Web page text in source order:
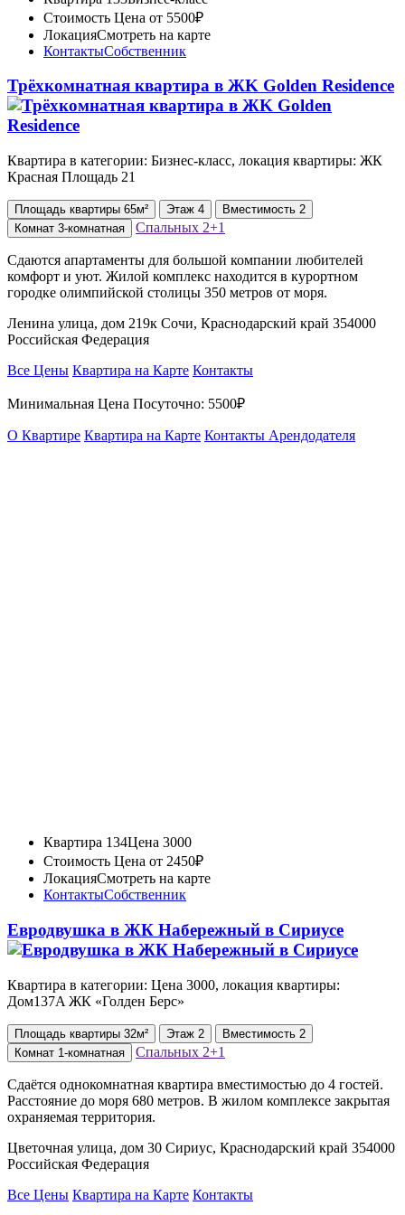
Стоимость Цена от 5500₽
ЛокацияСмотреть на карте
КонтактыСобственник
Трёхкомнатная квартира в ЖK Golden Residence
Квартира в категории: Бизнес-класс, локация квартиры: ЖК
Красная Площадь 21
Площадь квартиры 65м² Этаж 4 Вместимость 2
Комнат 3-комнатная Спальных 2+1
Сдаются апартаменты для большой компании любителей
комфорт и уют. Жилой комплекс находится в курортном
городке олимпийской столицы 350 метров от моря.
Ленина улица, дом 219к Сочи, Краснодарский край 354000
Российская Федерация
Все Цены Квартира на Карте Контакты
Минимальная Цена Посуточно: 5500₽
О Квартире Квартира на Карте Контакты Арендодателя
Квартира 134Цена 3000
Стоимость Цена от 2450₽
ЛокацияСмотреть на карте
КонтактыСобственник
Евродвушка в ЖК Набережный в Сириусе
Квартира в категории: Цена 3000, локация квартиры:
Дом137A ЖК «Голден Берс»
Площадь квартиры 32м² Этаж 2 Вместимость 2
Комнат 1-комнатная Спальных 2+1
Сдаётся однокомнатная квартира вместимостью до 4 гостей.
Расстояние до моря 680 метров. В жилом комплексе закрытая
охраняемая территория.
Цветочная улица, дом 30 Сириус, Краснодарский край 354000
Российская Федерация
Все Цены Квартира на Карте Контакты